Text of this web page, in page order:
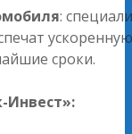
:
сроки.